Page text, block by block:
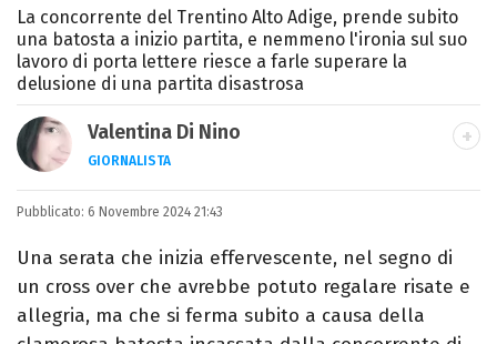
La concorrente del Trentino Alto Adige, prende subito
una batosta a inizio partita, e nemmeno l'ironia sul suo
lavoro di porta lettere riesce a farle superare la
delusione di una partita disastrosa
Valentina Di Nino
GIORNALISTA
LINKEDIN
INSTAGRAM FACEBOOK SITO
Romana, laurea in Scienze Politiche,
giornalista per caso. Ho scritto per
quotidiani, settimanali, siti e agenzie,
prevalentemente di cronaca e spettacoli.
Pubblicato: 6 Novembre 2024 21:43
Una serata che inizia effervescente, nel segno di
un cross over che avrebbe potuto regalare risate e
allegria, ma che si ferma subito a causa della